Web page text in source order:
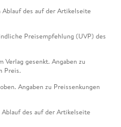
des auf der Artikelseite
Preisempfehlung (UVP) des
Verlag gesenkt. Angaben zu
Preis.
Angaben zu Preissenkungen
des auf der Artikelseite